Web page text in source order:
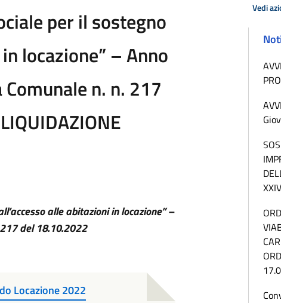
per il sostegno
locazione” – Anno
n. n. 217
alle abitazioni in locazione” –
del 18.10.2022
Locazione 2022
Vedi